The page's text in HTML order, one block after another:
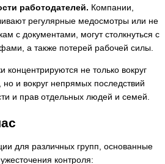
работодателей. Компании,
регулярные медосмотры или не
с документами, могут столкнуться с
а также потерей рабочей силы.
концентрируются не только вокруг
и вокруг непрямых последствий
и прав отдельных людей и семей.
для различных групп, основанные
контроля: